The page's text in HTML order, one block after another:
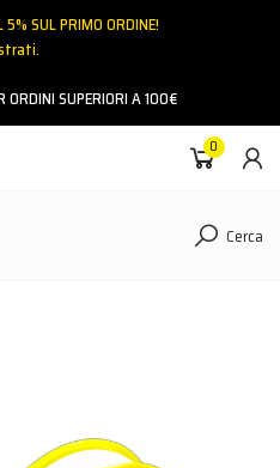
5% SUL PRIMO ORDINE!
ORDINI SUPERIORI A 100€
0
Cerca